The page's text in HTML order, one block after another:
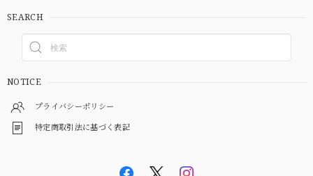
SEARCH
NOTICE
プライバシーポリシー
特定商取引法に基づく表記